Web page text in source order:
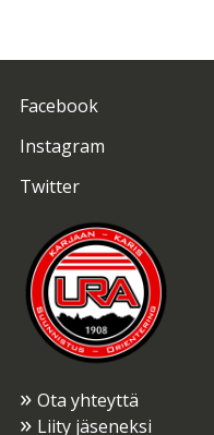
Facebook
Instagram
Twitter
Ota yhteyttä
Liity jäseneksi